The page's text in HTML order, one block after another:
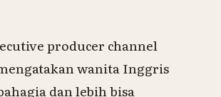
producer channel
wanita Inggris
dan lebih bisa